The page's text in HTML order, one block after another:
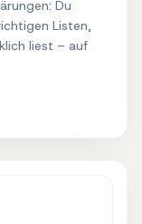
Du
Listen,
liest – auf